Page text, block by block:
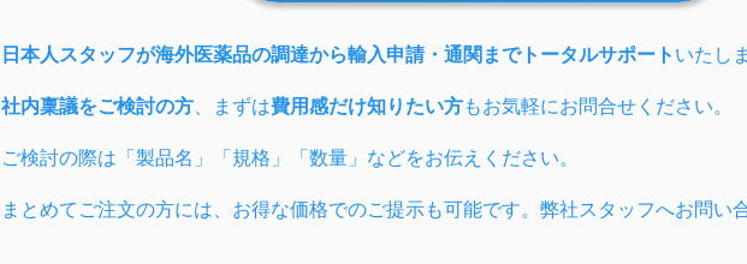
日本人スタッフが海外医薬品の調達から輸入申請・通関までトータルサポート いたし
社内稟議をご検討の方 、まずは費用感だけ知りたい方もお気軽にお問合せください。
ご検討の際は「製品名」「規格」「数量」などをお伝えください。
まとめてご注文の方には、お得な価格でのご提示も可能です。弊社スタッフへお問い